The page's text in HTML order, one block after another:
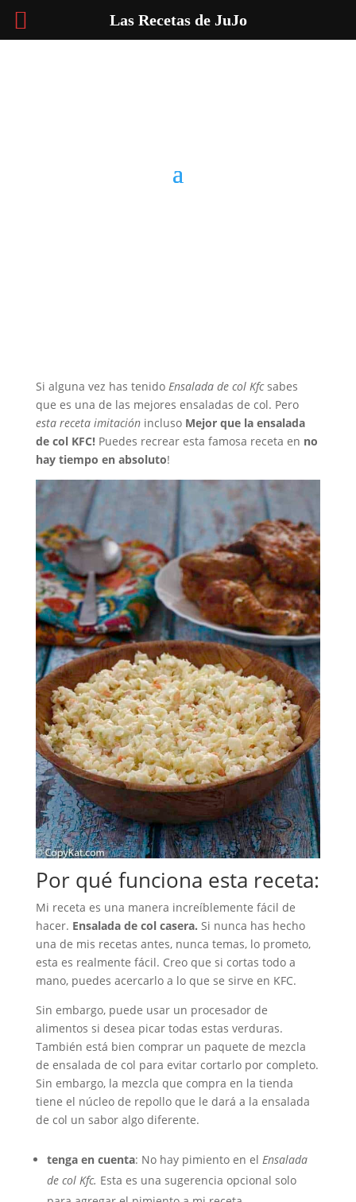
Si alguna vez has tenido Ensalada de col Kfcsabes
que es una de las mejores ensaladas de col. Pero
esta receta imitaciónincluso Mejor que la ensalada
de col KFC!Puedes recrear esta famosa receta en no
hay tiempo en absoluto!
Por qué funciona esta receta:
Mi receta es una manera increíblemente fácil de
hacer. Ensalada de col casera. Si nunca has hecho
una de mis recetas antes, nunca temas, lo prometo,
esta es realmente fácil. Creo que si cortas todo a
mano, puedes acercarlo a lo que se sirve en KFC.
Sin embargo, puede usar un procesador de
alimentos si desea picar todas estas verduras.
También está bien comprar un paquete de mezcla
de ensalada de col para evitar cortarlo por completo.
Sin embargo, la mezcla que compra en la tienda
tiene el núcleo de repollo que le dará a la ensalada
de col un sabor algo diferente.
tenga en cuenta: No hay pimiento en el Ensalada
de col Kfc. Esta es una sugerencia opcional solo
Las Recetas de JuJo